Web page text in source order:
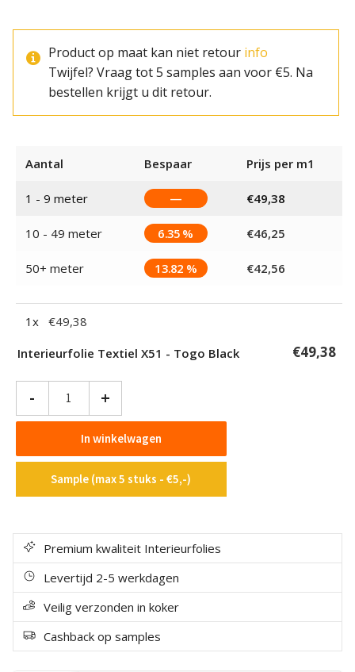
Product op maat kan niet retour info
Twijfel? Vraag tot 5 samples aan voor €5. Na
bestellen krijgt u dit retour.
Aantal Bespaar Prijs per m1
1 - 9 meter — €49,38
10 - 49 meter 6.35 % €46,25
50+ meter 13.82 % €42,56
1 x €49,38
Interieurfolie Textiel X51 - Togo Black
€49,38
-
X51
Togo
+
In winkelwagen
Sample (max 5 stuks - €5,-)
Premium kwaliteit Interieurfolies
Levertijd 2-5 werkdagen
Veilig verzonden in koker
Cashback op samples